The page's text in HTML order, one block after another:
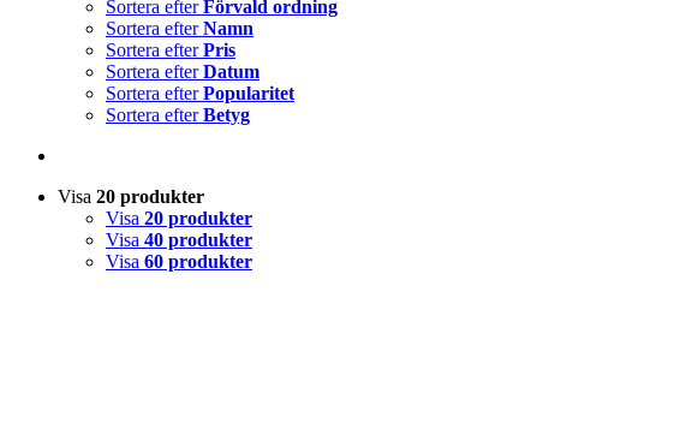
Sortera efterFörvald ordning
Sortera efterNamn
Sortera efterPris
Sortera efterDatum
Sortera efterPopularitet
Sortera efterBetyg
Visa 20 produkter
Visa 20 produkter
Visa 40 produkter
Visa 60 produkter